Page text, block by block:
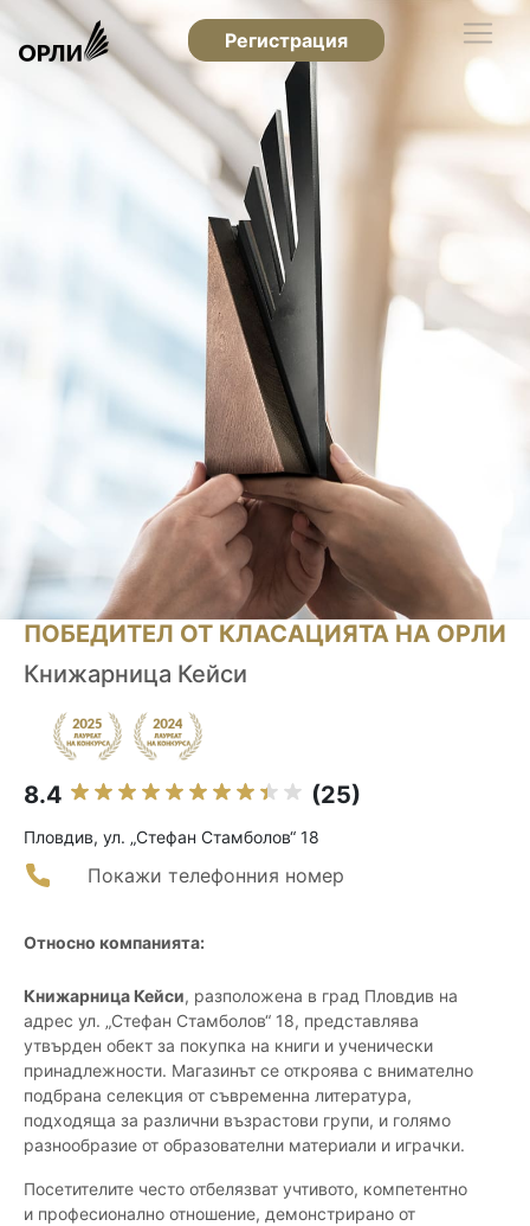
Регистрация
ПОБЕДИТЕЛ ОТ КЛАСАЦИЯТА НА ОРЛИ
Книжарница Кейси
8.4 (25)
Пловдив, ул. „Стефан Стамболов“ 18
Покажи телефонния номер
Относно компанията:
Книжарница Кейси, разположена в град Пловдив на
адрес ул. „Стефан Стамболов“ 18, представлява
утвърден обект за покупка на книги и ученически
принадлежности. Магазинът се откроява с внимателно
подбрана селекция от съвременна литература,
подходяща за различни възрастови групи, и голямо
разнообразие от образователни материали и играчки.
Посетителите често отбелязват учтивото, компетентно
и професионално отношение, демонстрирано от